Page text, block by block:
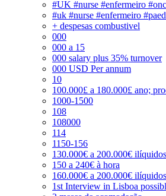
#UK #nurse #enfermeiro
#uk #nurse #enfermeiro
+ despesas combustivel
000
000 a 15
000 salary plus 35% turnover
000 USD Per annum
10
100.000£ a 180.000£ ano;
1000-1500
108
108000
114
1150-156
130.000€ a 200.000€
150 a 240€ à hora
160.000€ a 200.000€
1st Interview in Lisboa